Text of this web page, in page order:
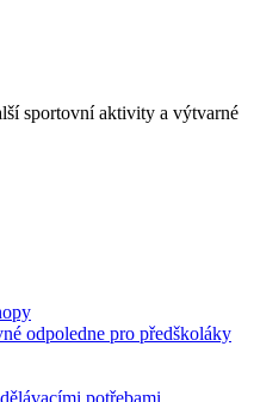
sportovní aktivity a výtvarné
odpoledne pro předškoláky